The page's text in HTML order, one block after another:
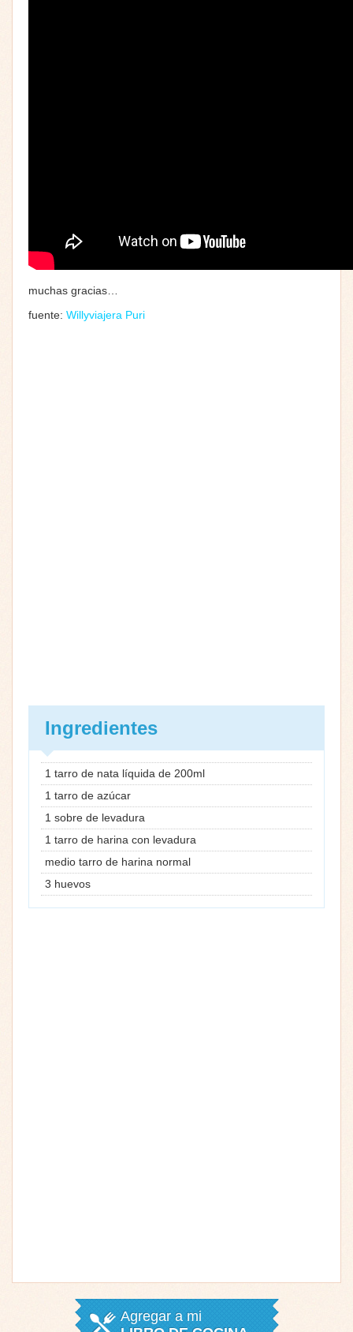
muchas gracias…
fuente: Willyviajera Puri
Ingredientes
1 tarro de nata líquida de 200ml
1 tarro de azúcar
1 sobre de levadura
1 tarro de harina con levadura
medio tarro de harina normal
3 huevos
Agregar a mi